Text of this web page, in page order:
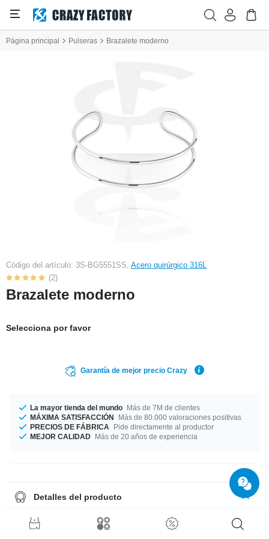
Página principal Pulseras Brazalete moderno
Código del artículo: 3S-BG5551SS, Acero quirúrgico 316L
(2)
Brazalete moderno
Selecciona por favor
Garantía de mejor precio Crazy
La mayor tienda del mundo Más de 7M de clientes
MÁXIMA SATISFACCIÓN
Más de 80.000 valoraciones positivas
PRECIOS DE FÁBRICA
Pide directamente al productor
MEJOR CALIDAD Más de 20 años de experiencia
Detalles del producto
fábrica de una calidad inigualable! ¡Llévatelo!